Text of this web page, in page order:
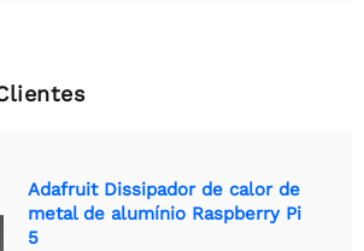
Adafruit Dissipador de calor de
metal de alumínio Raspberry Pi
5